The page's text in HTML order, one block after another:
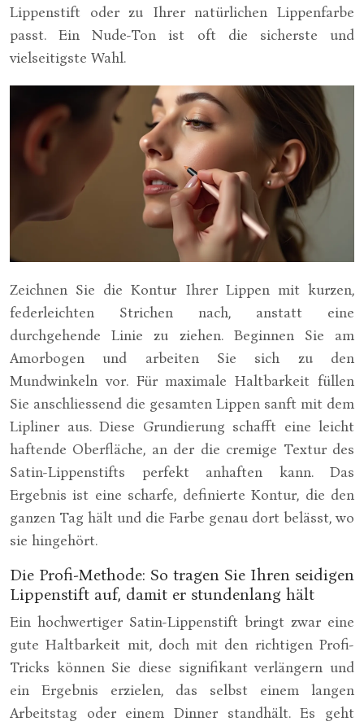
Lippenstift oder zu Ihrer natürlichen Lippenfarbe
passt. Ein Nude-Ton ist oft die sicherste und
vielseitigste Wahl.
Zeichnen Sie die Kontur Ihrer Lippen mit kurzen,
federleichten Strichen nach, anstatt eine
durchgehende Linie zu ziehen. Beginnen Sie am
Amorbogen und arbeiten Sie sich zu den
Mundwinkeln vor. Für maximale Haltbarkeit füllen
Sie anschliessend die gesamten Lippen sanft mit dem
Lipliner aus. Diese Grundierung schafft eine leicht
haftende Oberfläche, an der die cremige Textur des
Satin-Lippenstifts perfekt anhaften kann. Das
Ergebnis ist eine scharfe, definierte Kontur, die den
ganzen Tag hält und die Farbe genau dort belässt, wo
sie hingehört.
Die Profi-Methode: So tragen Sie Ihren seidigen
Lippenstift auf, damit er stundenlang hält
Ein hochwertiger Satin-Lippenstift bringt zwar eine
gute Haltbarkeit mit, doch mit den richtigen Profi-
Tricks können Sie diese signifikant verlängern und
ein Ergebnis erzielen, das selbst einem langen
Arbeitstag oder einem Dinner standhält. Es geht